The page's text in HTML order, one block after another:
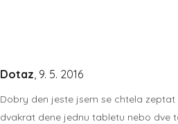
Dotaz, 9. 5. 2016
Dobry den jeste jsem se chtela
dvakrat dene jednu tabletu nebo dve